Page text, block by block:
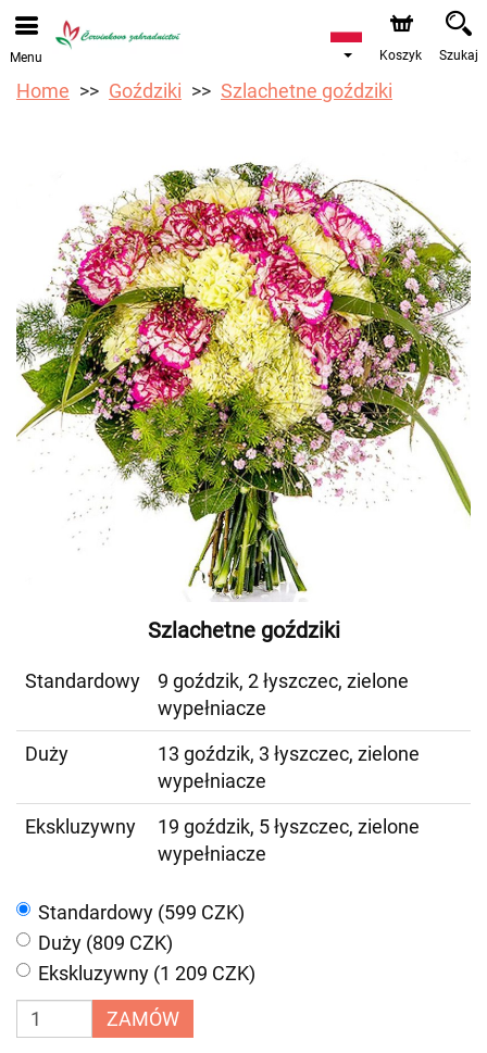
Przyjmujemy zamówienia za pośrednictwem naszego
sklepu internetowego. Najbliższy możliwy termin dostawy
to 17.08.2026 z powodu urlopu.
Menu Koszyk Szukaj
Home Goździki Szlachetne goździki
Szlachetne goździki
Standardowy
9 goździk, 2 łyszczec, zielone
wypełniacze
Duży
13 goździk, 3 łyszczec, zielone
wypełniacze
Ekskluzywny
19 goździk, 5 łyszczec, zielone
wypełniacze
Standardowy (599 CZK)
Duży (809 CZK)
Ekskluzywny (1 209 CZK)
ZAMÓW